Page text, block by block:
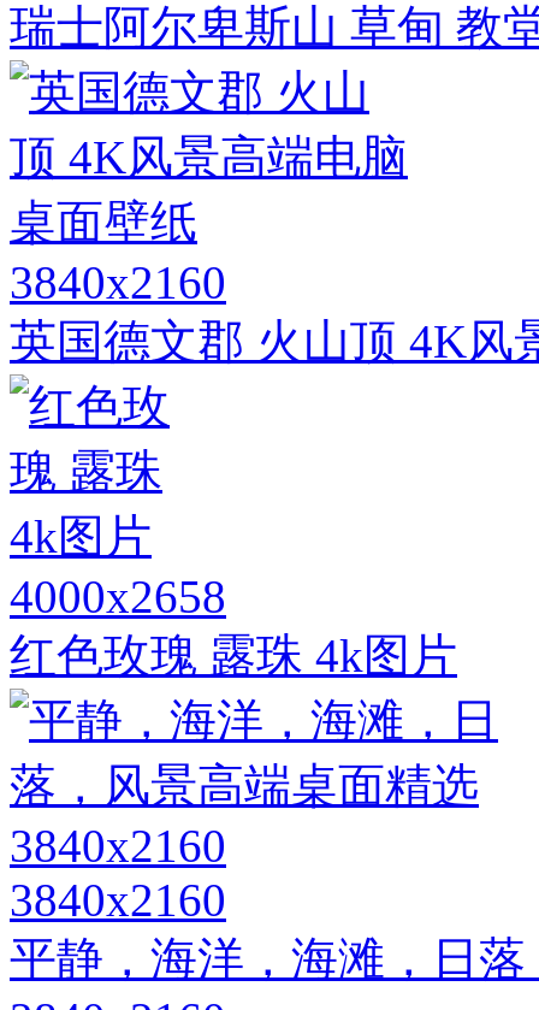
瑞士阿尔卑斯山 草甸 教
3840x2160
英国德文郡 火山顶 4K风
4000x2658
红色玫瑰 露珠 4k图片
3840x2160
平静，海洋，海滩，日